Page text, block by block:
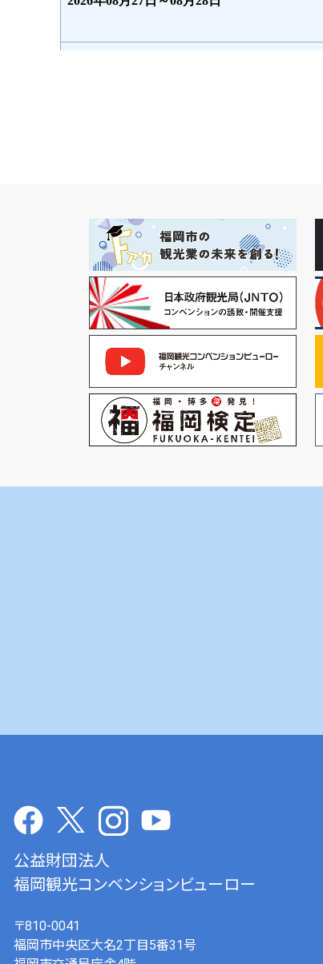
公益財団法人
福岡観光コンベンションビューロー
〒810-0041
福岡市中央区大名2丁目5番31号